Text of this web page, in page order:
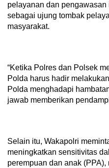
pelayanan dan
sebagai ujung tombak
masyarakat.
“Ketika Polres dan Polsek
Polda harus hadir
Polda menghadapi
jawab memberikan
Selain itu, Wakapolri
meningkatkan sensitivitas
perempuan dan anak